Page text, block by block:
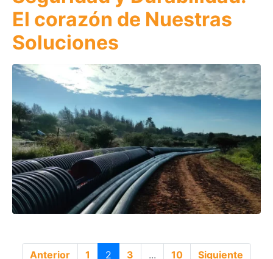
El corazón de Nuestras
Soluciones
Anterior 1 2 3 ... 10 Siguiente